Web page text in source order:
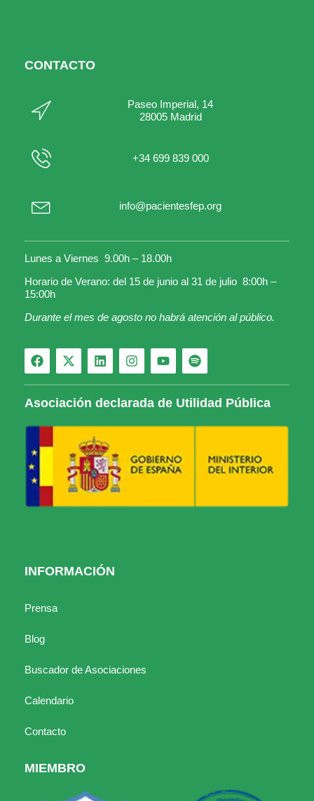
CONTACTO
Paseo Imperial, 14
28005 Madrid
+34 699 839 000
info@pacientesfep.org
Lunes a Viernes 9.00h – 18.00h
Horario de Verano: del 15 de junio al 31 de julio 8:00h –
15:00h
Durante el mes de agosto no habrá atención al público.
Asociación declarada de Utilidad Pública
INFORMACIÓN
Prensa
Blog
Buscador de Asociaciones
Calendario
Contacto
MIEMBRO